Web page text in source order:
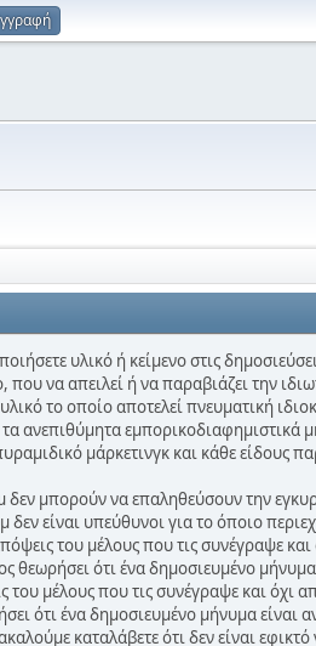
υλικό ή κείμενο στις
να απειλεί ή να παραβιάζει την
το οποίο αποτελεί πνευματική
ανεπιθύμητα
μάρκετινγκ και κάθε είδους
μπορούν να επαληθεύσουν την
είναι υπεύθυνοι για το όποιο
του μέλους που τις συνέγραψε
θεωρήσει ότι ένα δημοσιευμένο
μέλους που τις συνέγραψε και όχι
ότι ένα δημοσιευμένο μήνυμα είναι
καταλάβετε ότι δεν είναι